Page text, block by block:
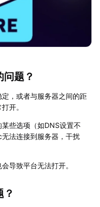
题？
定，或者与服务器之间的距
开。
某些选项（如DNS设置不
法连接到服务器，干扰
导致平台无法打开。